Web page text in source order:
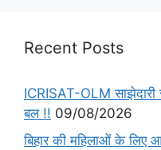
Recent Posts
ICRISAT-OLM साझेदारी
बल !! 09/08/2026
बिहार की महिलाओं के लिए